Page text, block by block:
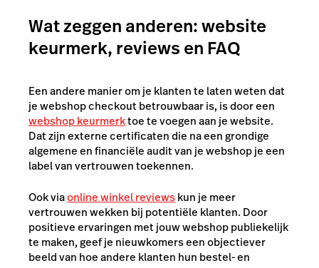
Wat zeggen anderen: website
keurmerk, reviews en FAQ
Een andere manier om je klanten te laten weten dat
je webshop checkout betrouwbaar is, is door een
webshop keurmerktoe te voegen aan je website.
Dat zijn externe certificaten die na een grondige
algemene en financiële audit van je webshop je een
label van vertrouwen toekennen.
Ook viaonline winkel reviewskun je meer
vertrouwen wekken bij potentiële klanten. Door
positieve ervaringen met jouw webshop publiekelijk
te maken, geef je nieuwkomers een objectiever
beeld van hoe andere klanten hun bestel- en